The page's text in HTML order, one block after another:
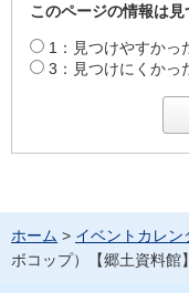
このページの情報は
1：見つけやすかっ
3：見つけにくかっ
ホーム > イベントカレン
ボコップ）【郷土資料館】